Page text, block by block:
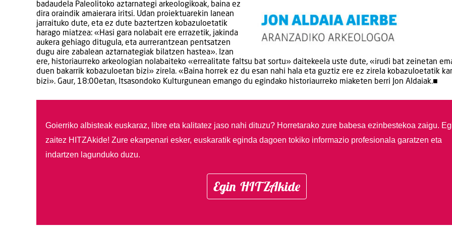
badaudela Paleolitoko aztarnategi arkeologikoak, baina ez
dira oraindik amaierara iritsi. Udan proiektuarekin lanean
jarraituko dute, eta ez dute baztertzen kobazuloetatik
harago miatzea: «Hasi gara nolabait ere errazetik, jakinda
aukera gehiago ditugula, eta aurrerantzean pentsatzen
dugu aire zabalean aztarnategiak bilatzen hastea». Izan
ere, historiaurreko arkeologian nolabaiteko «errealitate faltsu bat sortu» daitekeela uste dute, «irudi bat zeinetan
duen bakarrik kobazuloetan bizi» zirela. «Baina horrek ez du esan nahi hala eta guztiz ere ez zirela kobazuloetatik
bizi». Gaur, 18:00etan, Itsasondoko Kulturgunean emango du egindako historiaurreko miaketen berri Jon Aldaiak.■
Goierriko albisteak euskaraz, libre eta kalitatez jaso nahi dituzu? Horretarako zure babesa ezinbestekoa zaigu.
zaitez HITZAkide! Zure ekarpenari esker, euskaratik eginda dagoen tokiko informazio profesionala garatzen eta
indartzen lagunduko duzu.
Egin HITZAkide